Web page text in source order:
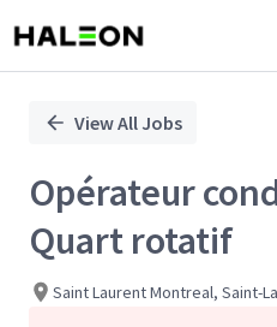
PositionView All Jobs
Opérateur
Quart rotatif
Saint Laurent Montreal, Saint-